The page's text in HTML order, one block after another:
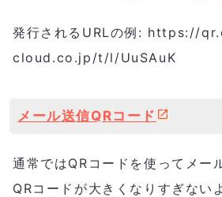
発行されるURLの例: https://
cloud.co.jp/t/l/UuSAuK
メール送信QRコード
通常ではQRコードを使ってメー
QRコードが大きくなりすぎない